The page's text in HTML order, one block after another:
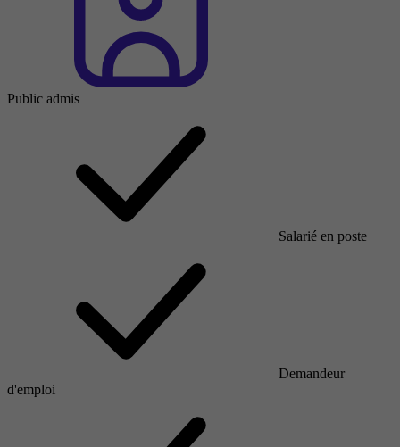
Public admis
Salarié en poste
Demandeur
d'emploi